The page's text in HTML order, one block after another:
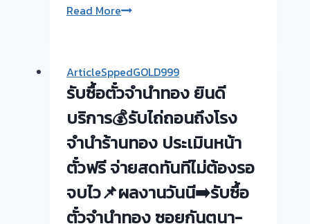
Read Moreรับ
ทอง
💰
รับ
ไถ่ถอน
ถึง
โรง
ร้าน
ทอง
ArticleSppedGOLD999
รับซื้อตั๋วจำนำทอง ยินดี
บริการ💰รับไถ่ถอนถึงโรง
จำนำร้านทอง ประเมินหน้า
ตั๋วฟรี จ่ายสดทันทีไม่ต้องรอ
จบไว📌ผลงานวันนี➡️รับซื้อ
ตั๋วจำนำทอง ซอยกันตนา-